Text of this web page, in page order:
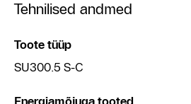
Tehnilised andmed
Toote tüüp
SU300.5 S-C
Energiamõjuga tooted